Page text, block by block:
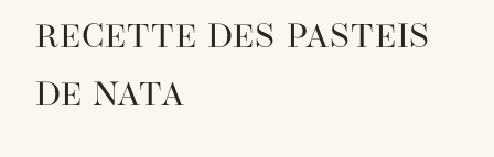
RECETTE DES PASTEIS
DE NATA